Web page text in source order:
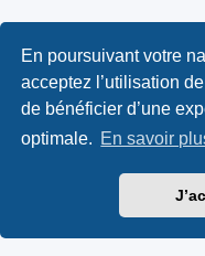
En poursuivant votre
acceptez l’utilisation
de bénéficier d’une
optimale. En savoir